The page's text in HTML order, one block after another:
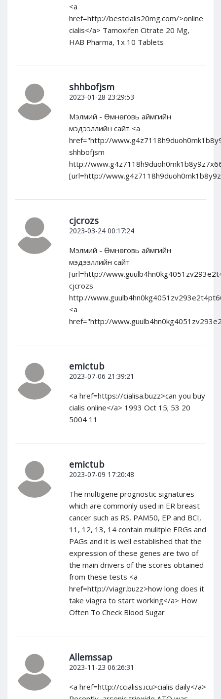
<a
href=http://bestcialis20mg.com/>online
cialis</a> Tamoxifen Citrate 20 Mg,
HAB Pharma, 1x 10 Tablets
shhbofjsm
2023-01-28 23:29:53
Мэлмий - Өмнөговь аймгийн
мэдээллийн сайт <a
href="http://
shhbofjsm
http://
[url=http://
cjcrozs
2023-03-24 00:17:24
Мэлмий - Өмнөговь аймгийн
мэдээллийн сайт
[url=http://
cjcrozs
http://
<a
href="http://
emictub
2023-07-06 21:39:21
<a href=https://cialisa.buzz>can you buy
cialis online</a> 1993 Oct 15; 53 20
5004 11
emictub
2023-07-09 17:20:48
The multigene prognostic signatures
which are commonly used in ER breast
cancer such as RS, PAM50, EP and BCI,
11, 12, 13, 14 contain mulitple ERGs and
PAGs and it is well established that the
expression of these genes are two of
the main drivers of the scores obtained
from these tests <a
href=http://viagr.buzz>how long does it
take viagra to start working</a> How
Often To Check Blood Sugar
Allemssap
2023-11-23 06:26:31
<a href=http://ccialiss.icu>cialis daily</a>